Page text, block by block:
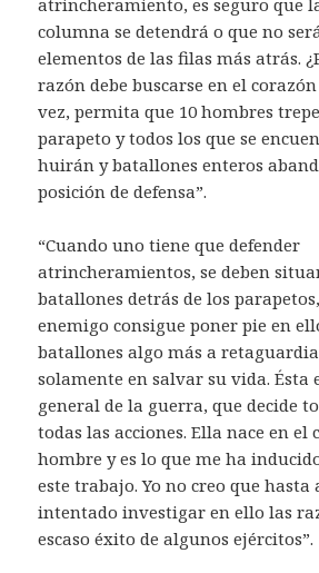
columna se detendrá o que no
elementos de las filas más atrás.
razón debe buscarse en el
vez, permita que 10 hombres
parapeto y todos los que se
huirán y batallones enteros
posición de defensa”.
“Cuando uno tiene que defender
atrincheramientos, se deben
batallones detrás de los
enemigo consigue poner pie en
batallones algo más a
solamente en salvar su vida. Ésta
general de la guerra, que decide
todas las acciones. Ella nace en el
hombre y es lo que me ha
este trabajo. Yo no creo que
intentado investigar en ello las
escaso éxito de algunos ejércitos”.